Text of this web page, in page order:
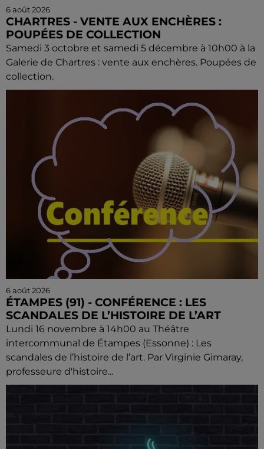
6 août 2026
CHARTRES - VENTE AUX ENCHÈRES :
POUPÉES DE COLLECTION
Samedi 3 octobre et samedi 5 décembre à 10h00 à la
Galerie de Chartres : vente aux enchères. Poupées de
collection.
6 août 2026
ÉTAMPES (91) - CONFÉRENCE : LES
SCANDALES DE L’HISTOIRE DE L’ART
Lundi 16 novembre à 14h00 au Théâtre
intercommunal de Étampes (Essonne) : Les
scandales de l’histoire de l’art. Par Virginie Gimaray,
professeure d'histoire...